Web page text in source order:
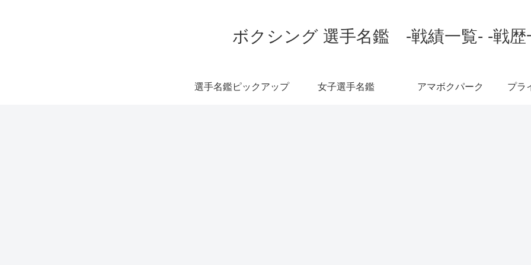
ボクシング 選手名鑑 -戦績一覧- -戦歴
選手名鑑ピックアップ 女子選手名鑑 アマボクパーク プラ